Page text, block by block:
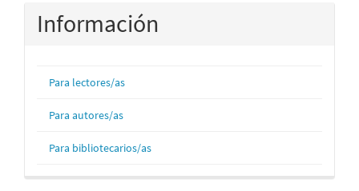
Información
Para lectores/as
Para autores/as
Para bibliotecarios/as